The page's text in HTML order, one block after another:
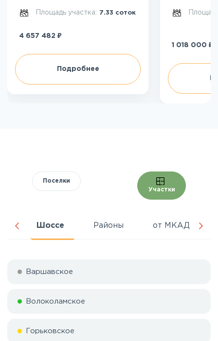
Площадь участка: 7.33 соток
4 657 482 ₽
Подробнее
1 018 000 ₽
Поселки
Участки
Шоссе Районы от МКАД
Варшавское
Волоколамское
Горьковское